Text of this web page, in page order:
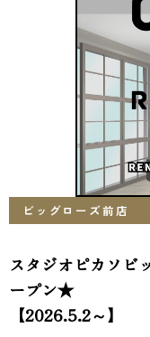
ビッグローズ前店
スタジオピカソビ
ープン★
【2026.5.2～】